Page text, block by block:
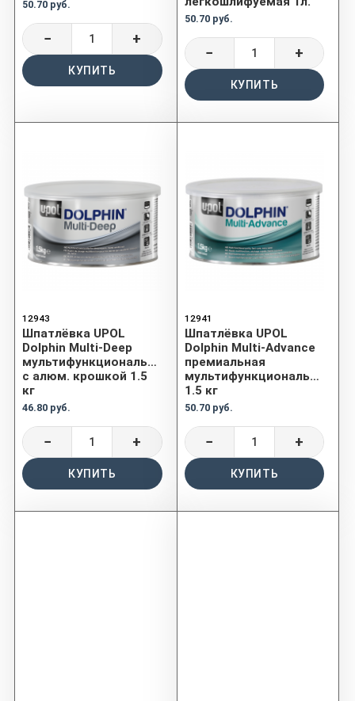
50.70 руб.
− +
КУПИТЬ
50.70 руб.
− +
КУПИТЬ
12943
Шпатлёвка UPOL
Dolphin Multi-Deep
мультифункциональная
с алюм. крошкой 1.5
кг
46.80 руб.
− +
КУПИТЬ
12941
Шпатлёвка UPOL
Dolphin Multi-Advance
премиальная
мультифункциональная
1.5 кг
50.70 руб.
− +
КУПИТЬ